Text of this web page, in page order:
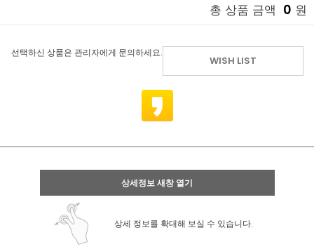
총 상품 금액 0 원
WISH LIST
선택하신 상품은 관리자에게 문의하세요.
상세정보 새창 열기
상세 정보를 확대해 보실 수 있습니다.